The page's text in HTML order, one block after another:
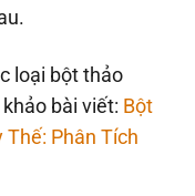
loại bột thảo
bài viết: Bột
Thế: Phân Tích